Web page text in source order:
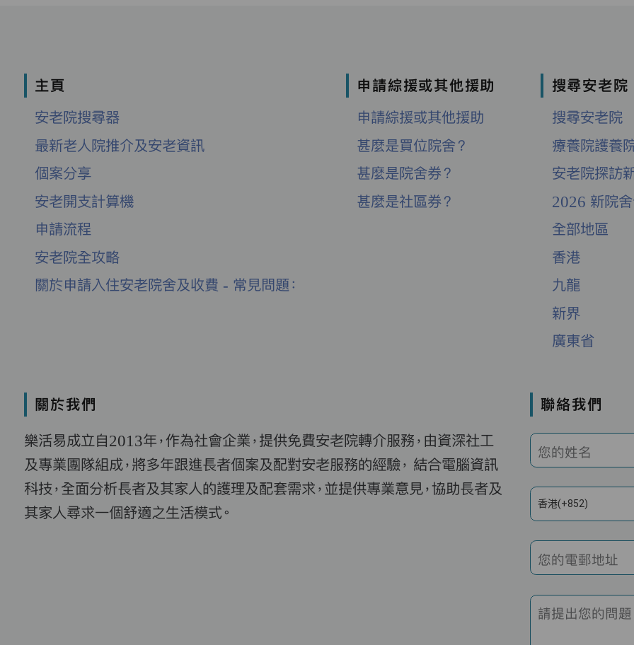
主頁
安老院搜尋器
最新老人院推介及安老資訊
個案分享
安老開支計算機
申請流程
安老院全攻略
關於申請入住安老院舍及收費 - 常見問題：
申請綜援或其他援助
申請綜援或其他援助
甚麼是買位院舍？
甚麼是院舍券？
甚麼是社區券？
搜尋安老院
搜尋安老院
療養院護養
安老院探訪
2026 新院
全部地區
香港
九龍
新界
廣東省
關於我們
樂活易成立自2013年，作為社會企業，提供免費安老院轉介服務，由資深社工
及專業團隊組成，將多年跟進長者個案及配對安老服務的經驗， 結合電腦資訊
科技，全面分析長者及其家人的護理及配套需求，並提供專業意見，協助長者及
其家人尋求一個舒適之生活模式。
聯絡我們
您的姓名
香港(+852)
您的電郵地址
請提出您的問題